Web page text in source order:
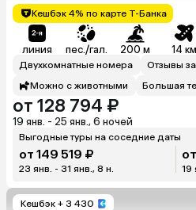
Кешбэк 4% по карте Т-Банка
линия пес./гал. 200 м 14 км
Двухкомнатные номера
Отзывы за
Можно с животными
Большая
от 128 794 ₽
19 янв. - 25 янв., 6 ночей
Выгодные туры на соседние даты
от 149 519 ₽
23 янв. - 31 янв., 8 н. 19
Кешбэк + 3 430